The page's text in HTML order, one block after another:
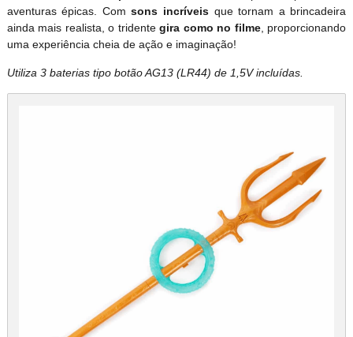
aventuras épicas. Comsons incríveis que tornam a brincadeira
ainda mais realista, o tridentegira como no filme, proporcionando
uma experiência cheia de ação e imaginação!
Utiliza 3 baterias tipo botão AG13 (LR44) de 1,5V incluídas.